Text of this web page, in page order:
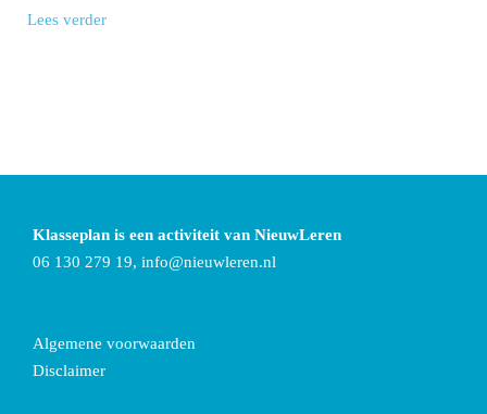
Lees verder
Klasseplan is een activiteit van NieuwLeren
06 130 279 19, info@nieuwleren.nl
Algemene voorwaarden
Disclaimer